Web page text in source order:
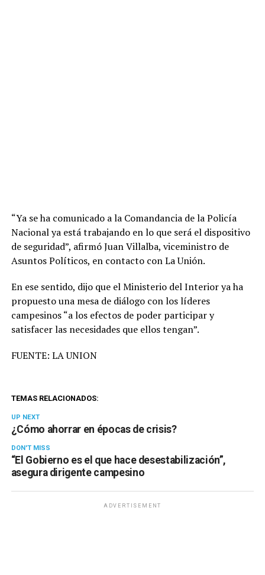
“Ya se ha comunicado a la Comandancia de la Policía
Nacional ya está trabajando en lo que será el dispositivo
de seguridad”, afirmó Juan Villalba, viceministro de
Asuntos Políticos, en contacto con La Unión.
En ese sentido, dijo que el Ministerio del Interior ya ha
propuesto una mesa de diálogo con los líderes
campesinos “a los efectos de poder participar y
satisfacer las necesidades que ellos tengan”.
FUENTE: LA UNION
TEMAS RELACIONADOS:
UP NEXT
¿Cómo ahorrar en épocas de crisis?
DON'T MISS
“El Gobierno es el que hace desestabilización”,
asegura dirigente campesino
ADVERTISEMENT